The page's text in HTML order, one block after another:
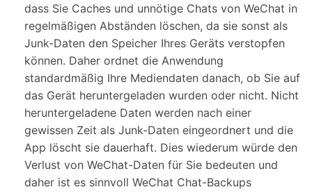
dass Sie Caches und unnötige Chats von WeChat in
regelmäßigen Abständen löschen, da sie sonst als
Junk-Daten den Speicher Ihres Geräts verstopfen
können. Daher ordnet die Anwendung
standardmäßig Ihre Mediendaten danach, ob Sie auf
das Gerät heruntergeladen wurden oder nicht. Nicht
heruntergeladene Daten werden nach einer
gewissen Zeit als Junk-Daten eingeordnert und die
App löscht sie dauerhaft. Dies wiederum würde den
Verlust von WeChat-Daten für Sie bedeuten und
daher ist es sinnvoll WeChat Chat-Backups